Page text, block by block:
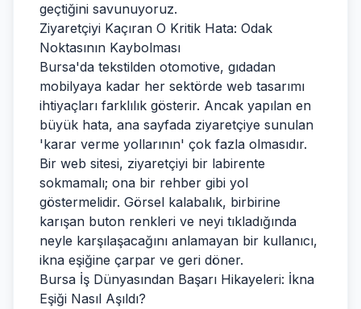
geçtiğini savunuyoruz.
Ziyaretçiyi Kaçıran O Kritik Hata: Odak
Noktasının Kaybolması
Bursa'da tekstilden otomotive, gıdadan
mobilyaya kadar her sektörde web tasarımı
ihtiyaçları farklılık gösterir. Ancak yapılan en
büyük hata, ana sayfada ziyaretçiye sunulan
'karar verme yollarının' çok fazla olmasıdır.
Bir web sitesi, ziyaretçiyi bir labirente
sokmamalı; ona bir rehber gibi yol
göstermelidir. Görsel kalabalık, birbirine
karışan buton renkleri ve neyi tıkladığında
neyle karşılaşacağını anlamayan bir kullanıcı,
ikna eşiğine çarpar ve geri döner.
Bursa İş Dünyasından Başarı Hikayeleri: İkna
Eşiği Nasıl Aşıldı?